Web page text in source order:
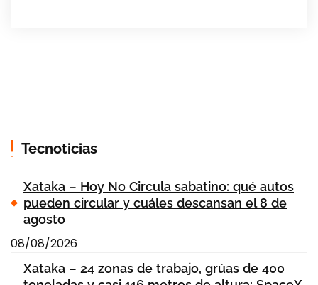
Tecnoticias
Xataka – Hoy No Circula sabatino: qué autos
pueden circular y cuáles descansan el 8 de
agosto
08/08/2026
Xataka – 24 zonas de trabajo, grúas de 400